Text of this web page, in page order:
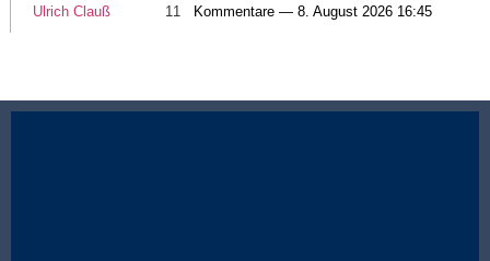
Ulrich Clauß 11 Kommentare — 8. August 2026 16:45